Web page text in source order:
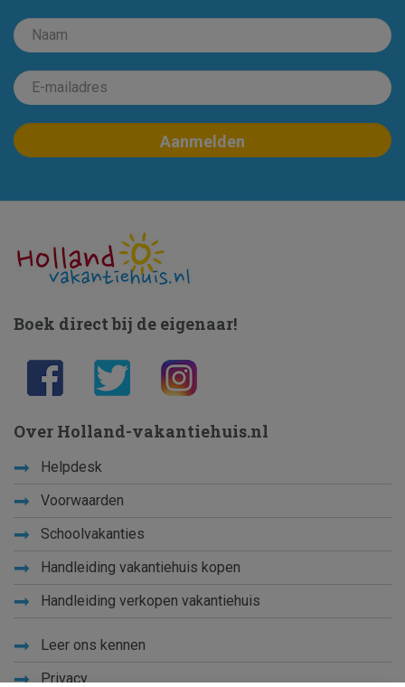
Boek direct bij de eigenaar!
Over Holland-vakantiehuis.nl
Helpdesk
Voorwaarden
Schoolvakanties
Handleiding vakantiehuis kopen
Handleiding verkopen vakantiehuis
Leer ons kennen
Privacy